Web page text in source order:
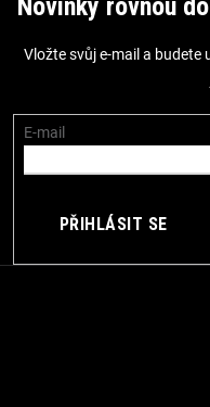
Novinky rovnou
Vložte svůj e-mail a budete
E-mail
PŘIHLÁSIT SE